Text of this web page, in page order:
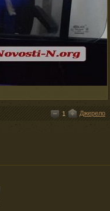
Джерело
1